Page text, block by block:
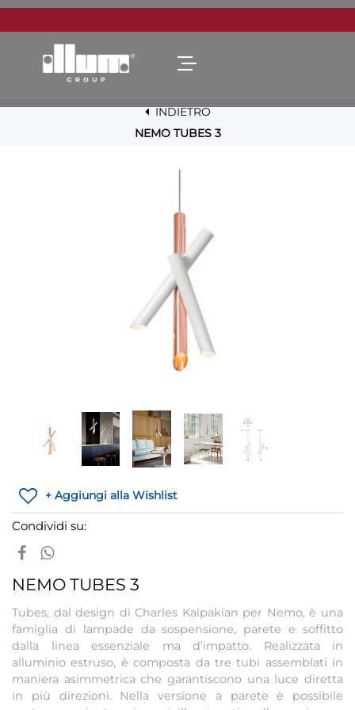
Open menu
INDIETRO
NEMO TUBES 3
+ Aggiungi alla Wishlist
Condividi su:
NEMO TUBES 3
Tubes, dal design di Charles Kalpakian per Nemo, è una
famiglia di lampade da sospensione, parete e soffitto
dalla linea essenziale ma d’impatto. Realizzata in
alluminio estruso, è composta da tre tubi assemblati in
maniera asimmetrica che garantiscono una luce diretta
in più direzioni. Nella versione a parete è possibile